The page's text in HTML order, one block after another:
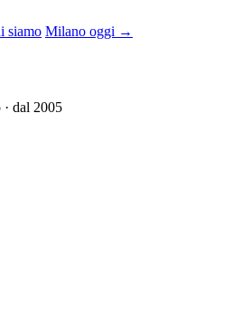
siamo Milano oggi →
dal 2005